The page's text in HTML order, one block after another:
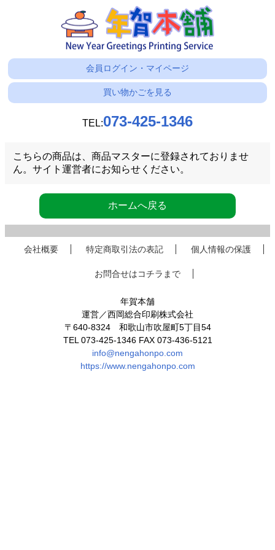
会員ログイン・マイページ
買い物かごを見る
TEL:073-425-1346
こちらの商品は、商品マスターに登録されておりませ
ん。サイト運営者にお知らせください。
ホームへ戻る
会社概要 特定商取引法の表記 個人情報の保護
お問合せはコチラまで
年賀本舗
運営／西岡総合印刷株式会社
〒640-8324 和歌山市吹屋町5丁目54
TEL 073-425-1346 FAX 073-436-5121
info@nengahonpo.com
https://www.nengahonpo.com